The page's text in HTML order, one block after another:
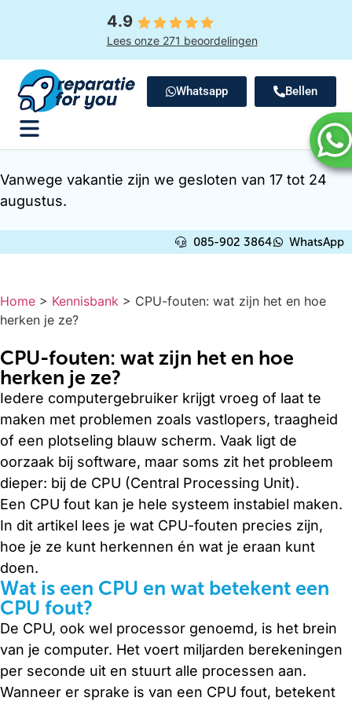
4.9
Lees onze 271 beoordelingen
Whatsapp Bellen
Vanwege vakantie zijn we gesloten van 17 tot 24
augustus.
WhatsApp
085-902 3864
Home > Kennisbank > CPU-fouten: wat zijn het en hoe
herken je ze?
CPU-fouten: wat zijn het en hoe
herken je ze?
Iedere computergebruiker krijgt vroeg of laat te
maken met problemen zoals vastlopers, traagheid
of een plotseling blauw scherm. Vaak ligt de
oorzaak bij software, maar soms zit het probleem
dieper: bij de CPU (Central Processing Unit).
Een CPU fout kan je hele systeem instabiel maken.
In dit artikel lees je wat CPU-fouten precies zijn,
hoe je ze kunt herkennen én wat je eraan kunt
doen.
Wat is een CPU en wat betekent een
CPU fout?
De CPU, ook wel processor genoemd, is het brein
van je computer. Het voert miljarden berekeningen
per seconde uit en stuurt alle processen aan.
Wanneer er sprake is van een CPU fout, betekent